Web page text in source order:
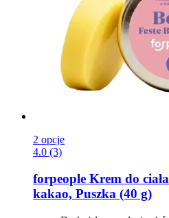
2 opcje
4.0 (3)
forpeople Krem do
kakao, Puszka (40 g)